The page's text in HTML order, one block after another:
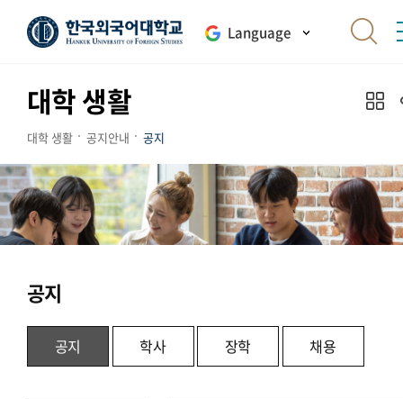
Language
대학 생활
대학 생활 공지안내 공지
공지
공지 학사 장학
채용